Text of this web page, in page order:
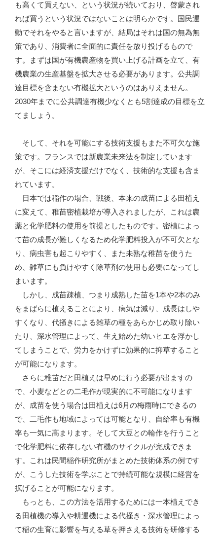
も高くて買えない、という状況が続いており、啓蒙され
れば買うという状況ではないことは明らかです。国民運
動でそれをやると言いますが、結局はそれは国の無為無
策であり、消費者に全面的に責任を放り投げるもので
す。まずは国が有機農産物を買い上げる計画を立て、有
機農業の生産基盤を拡大させる必要があります。公共調
達目標を含まない有機拡大というのはありえません。
2030年までに公共調達有機少なくとも5割達成の目標を立
てましょう。
そして、それを可能にする技術支援もまた不可欠な施
策です。フランスでは新農業未来法を制定しています
が、そこには経済支援だけでなく、技術的な支援も含ま
れています。
日本では稲作の場合、戦後、本来の成苗による田植え
に変えて、稚苗密植栽培が導入されましたが、これは農
薬と化学肥料の使用を前提としたものです。密植によっ
て苗の成長が難しくなるため化学肥料投入が不可欠とな
り、病虫害も起こりやすく、また未熟な稚苗を使うた
め、雑草にも負けやすく除草剤の使用も必要になってし
まいます。
しかし、成苗疎植、つまり成熟した苗を1本や2本のみ
をまばらに植えることにより、病気は減り、成長はしや
すくなり、代掻きによる雑草の種をあらかじめ取り除い
たり、深水管理によって、生え始めた幼いヒエを浮かし
てしまうことで、労力をかけずに効果的に抑草すること
が可能になります。
さらに稚苗だと田植えは早めに行う必要が出ますの
で、小麦などとの二毛作が現実的に不可能になります
が、成苗を使う場合は田植えは6月の梅雨時にできるの
で、二毛作も地域によっては可能となり、自給率も有機
率も一気に高まります。そして大豆との輪作を行うこと
で化学肥料に依存しない有機のサイクルが完成できま
す。これは民間稲作研究所がまとめた技術体系の例です
が、こうした技術を学ぶことで持続可能な規模に経営を
拡げることが可能になります。
もっとも、この方法を活用するためには一本植えでき
る田植機の導入や耕運機による代掻き・深水管理によっ
て稲の生育に影響を与える草を押さえる技術を研修する